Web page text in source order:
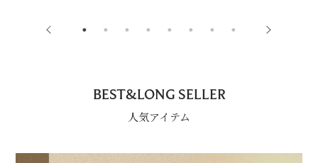
BEST&LONG SELLER
人気アイテム